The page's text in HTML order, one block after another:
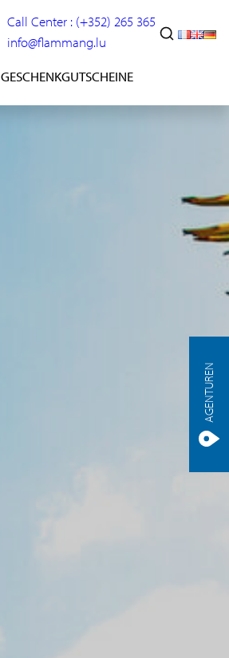
Call Center : (+352) 265 365
info@flammang.lu
AGENTUREN
GESCHENKGUTSCHEINE